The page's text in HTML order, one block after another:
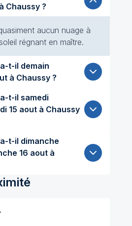
à Chaussy ?
aucun nuage à
régnant en maître.
t-il demain
9 aout à Chaussy ?
t-il samedi
t-il dimanche